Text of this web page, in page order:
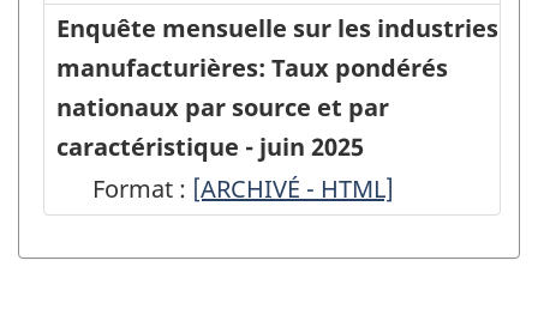
mensuelle
sur
les
industries
manufacturières:
CV
nationaux
Enquête mensuelle sur les industries
manufacturières: Taux pondérés
nationaux par source et par
caractéristique - juin 2025
Format : Enquête
sur
[ARCHIVÉ - HTML]